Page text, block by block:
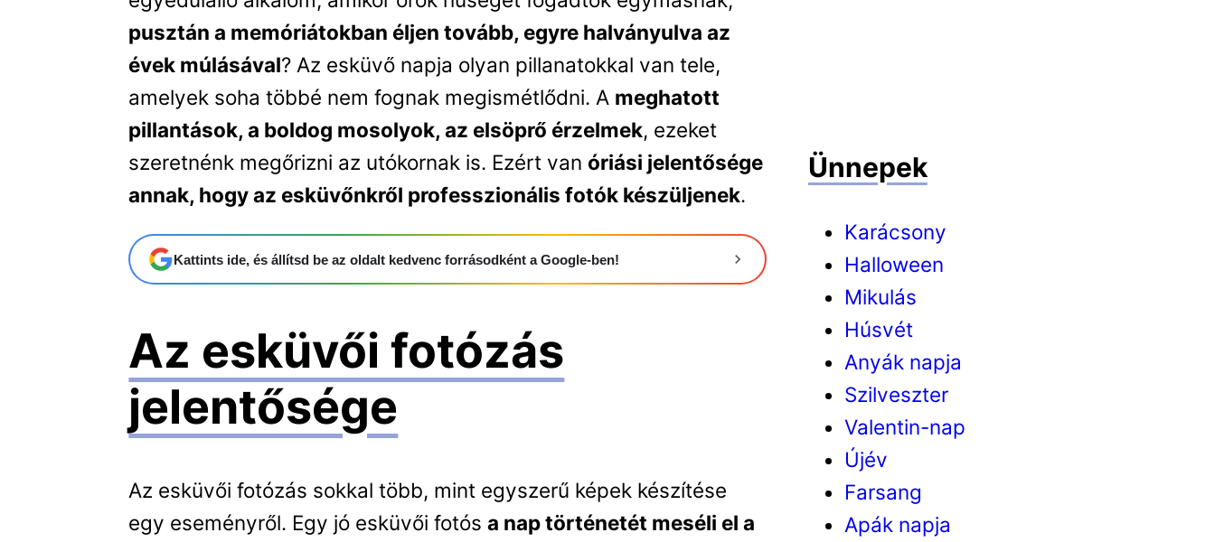
pusztán a memóriátokban éljen tovább, egyre halványulva az
évek múlásával? Az esküvő napja olyan pillanatokkal van tele,
amelyek soha többé nem fognak megismétlődni. A meghatott
pillantások, a boldog mosolyok, az elsöprő érzelmek, ezeket
szeretnénk megőrizni az utókornak is. Ezért van óriási jelentősége
annak, hogy az esküvőnkről professzionális fotók készüljenek.
Kattints ide, és állítsd be az oldalt kedvenc forrásodként a Google-ben!
Az esküvői fotózás
jelentősége
Az esküvői fotózás sokkal több, mint egyszerű képek készítése
egy eseményről. Egy jó esküvői fotósa nap történetét meséli el a
Ünnepek
Karácsony
Halloween
Mikulás
Húsvét
Anyák napja
Szilveszter
Valentin-nap
Újév
Farsang
Apák napja